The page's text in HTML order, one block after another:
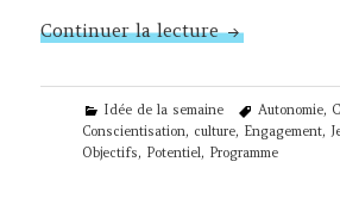
Continuer la lectureN°201 –
Categories
Idée de la semaine Tags
Autonomie,
Conscientisation, culture, Engagement,
Objectifs, Potentiel, Programme